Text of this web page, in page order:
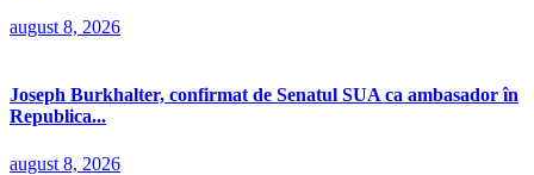
august 8, 2026
Joseph Burkhalter, confirmat de Senatul SUA ca ambasador în
Republica...
august 8, 2026